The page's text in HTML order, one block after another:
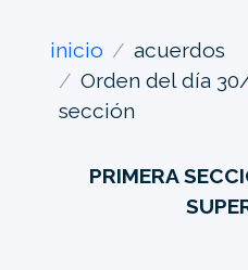
inicio
acuerdos
Orden del día
sección
PRIMERA